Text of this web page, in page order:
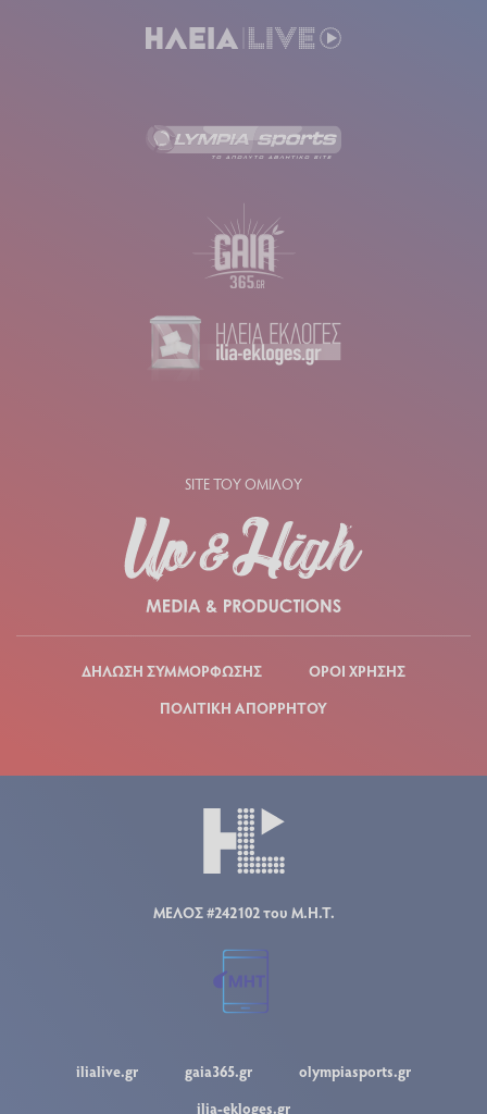
SITE ΤΟΥ ΟΜΙΛΟΥ
ΔΗΛΩΣΗ ΣΥΜΜΟΡΦΩΣΗΣ
ΟΡΟΙ ΧΡΗΣΗΣ
ΠΟΛΙΤΙΚΗ ΑΠΟΡΡΗΤΟΥ
ΜΕΛΟΣ #242102 του Μ.Η.Τ.
ilialive.gr gaia365.gr
olympiasports.gr
ilia-ekloges.gr